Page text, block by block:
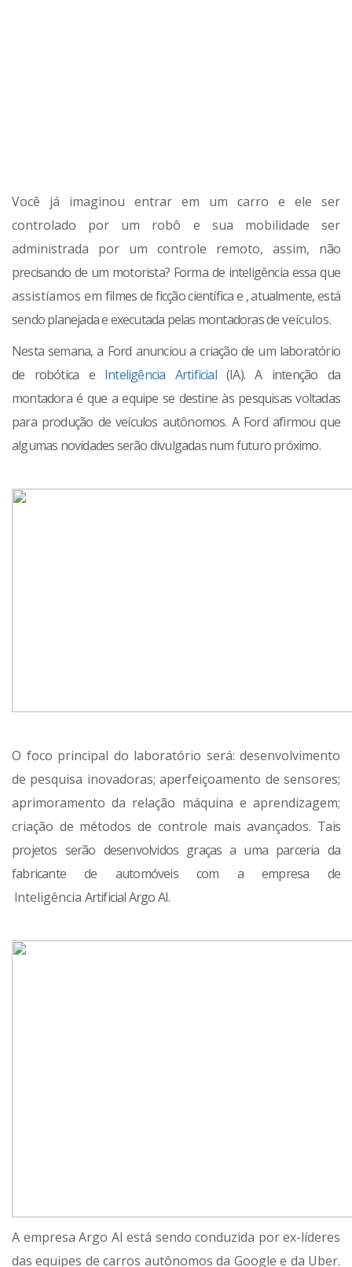
Você já imaginou entrar em um carro e ele ser
controlado por um robô e sua mobilidade ser
administrada por um controle remoto, assim, não
precisando de um motorista? Forma de inteligência essa que
assistíamos em filmes de ficção científica e , atualmente, está
sendo planejada e executada pelas montadoras deveículos.
Nesta semana, a Ford anunciou a criação de um laboratório
de robótica e Inteligência Artificial(IA). A intenção da
montadora é que a equipe se destine às pesquisas voltadas
para produção de veículos autônomos. A Ford afirmou que
algumas novidades serão divulgadas num futuro próximo.
O foco principal do laboratório será: desenvolvimento
de pesquisa inovadoras; aperfeiçoamento de sensores;
aprimoramento da relação máquina e aprendizagem;
criação de métodos de controle mais avançados. Tais
projetos serão desenvolvidos graças a uma parceria da
fabricante de automóveis com a empresa de
Inteligência Artificial Argo AI.
A empresa Argo AI está sendo conduzida por ex-líderes
das equipes de carros autônomos da Google e da Uber.